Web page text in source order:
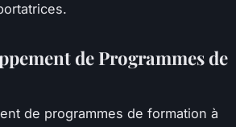
de Programmes de
de programmes de formation à